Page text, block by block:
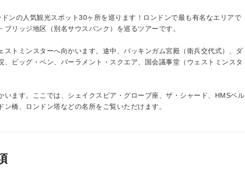
ンの人気観光スポット30ヶ所を巡ります！ロンドンで最も有名なエリアで
リッジ地区（別名サウスバンク）を巡るツアーです。
ストミンスターへ向かいます。途中、バッキンガム宮殿（衛兵交代式）、ダ
、ビッグ・ベン、パーラメント・スクエア、国会議事堂（ウェストミンスタ
います。ここでは、シェイクスピア・グローブ座、ザ・シャード、HMSベル
橋、ロンドン塔などの名所をご覧いただけます。